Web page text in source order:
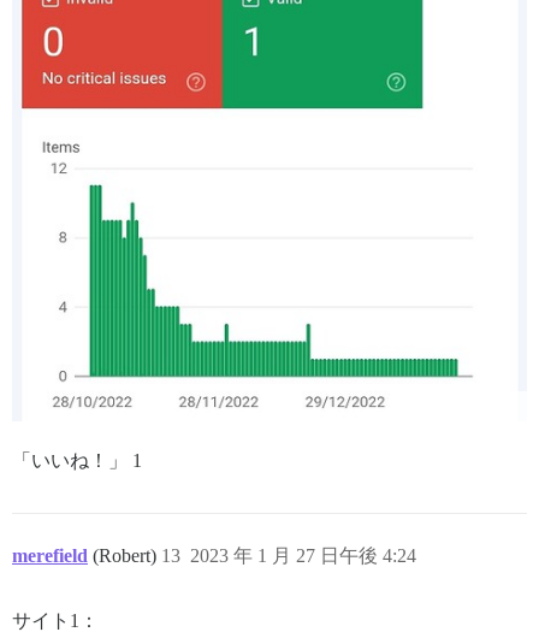
「いいね！」 1
merefield (Robert) 2023 年 1 月 27 日午後 4:24
13
サイト1：